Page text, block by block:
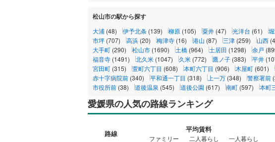
松山市の駅から探す
大浦 (48) 伊予北条 (139) 柳原 (105) 粟井 (47) 光洋台 (61)
市坪 (707) 高浜 (20) 梅津寺 (16) 港山 (87) 三津 (259) 山西
大手町 (290) 松山市 (1690) 土橋 (964) 土居田 (1298) 余戸
福音寺 (1491) 北久米 (1047) 久米 (772) 鷹ノ子 (383) 平井
宮田町 (315) 萱町六丁目 (608) 本町六丁目 (906) 木屋町 (601)
赤十字病院前 (340) 平和通一丁目 (318) 上一万 (348) 警察署前
市役所前 (38) 道後温泉 (545) 道後公園 (617) 南町 (597) 本町
愛媛県の人気の路線ランキング
路線 平均賃料
ファミリー 二人暮らし 一人暮らし